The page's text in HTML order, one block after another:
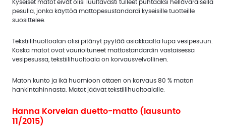
Kyseiset matot eivät olisi luultavasti tulleet puhtaaksi hellävaraisella
pesulla, jonka käyttöä mattopesustandardi kyseisille tuotteille
suosittelee.
Tekstiilihuoltoalan olisi pitänyt pyytää asiakkaalta lupa vesipesuun.
Koska matot ovat vaurioituneet mattostandardin vastaisessa
vesipesussa, tekstiilihuoltoala on korvausvelvollinen.
Maton kunto ja ikä huomioon ottaen on korvaus 80 % maton
hankintahinnasta. Matot jäävät tekstiilihuoltoalalle.
Hanna Korvelan duetto-matto (lausunto
11/2015)